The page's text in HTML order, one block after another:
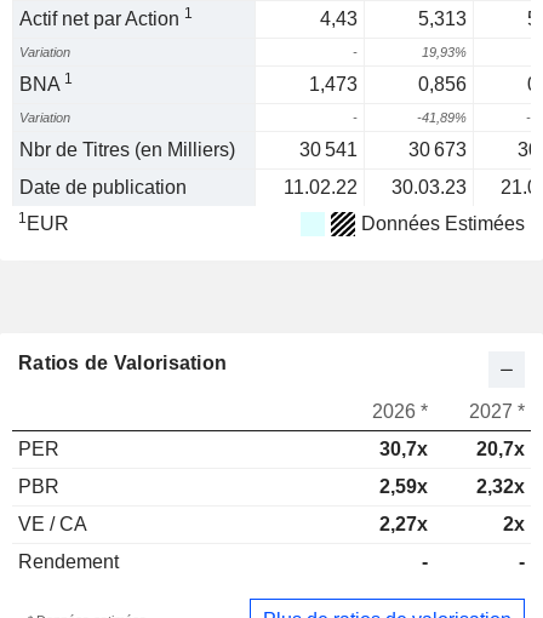
Actif net par Action 1 4,43 5,313
Variation - 19,93%
BNA 1 1,473 0,856
Variation - -41,89% -
Nbr de Titres (en Milliers) 30 541 30 673
30
Date de publication
11.02.22 30.03.23
1 EUR Données Estimées
Ratios de Valorisation
2026 *
2027 *
PER
30,7x
20,7x
PBR
2,59x
2,32x
VE / CA
2,27x
2x
Rendement
- -